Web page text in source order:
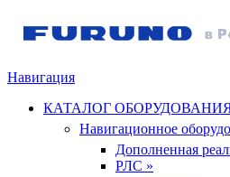
Навигация
КАТАЛОГ
Навигационное
Дополненная
РЛС »